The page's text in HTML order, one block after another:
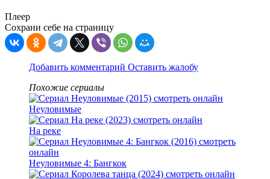
Плеер
Сохрани себе на страницу
Добавить комментарий Оставить жалобу
Похожие сериалы
Неуловимые
На реке
Неуловимые 4: Бангкок